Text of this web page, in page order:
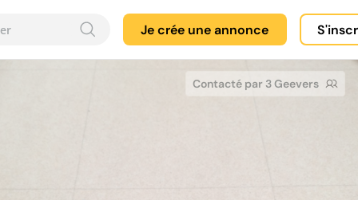
Je crée une annonce
Contacté par 3 Geevers